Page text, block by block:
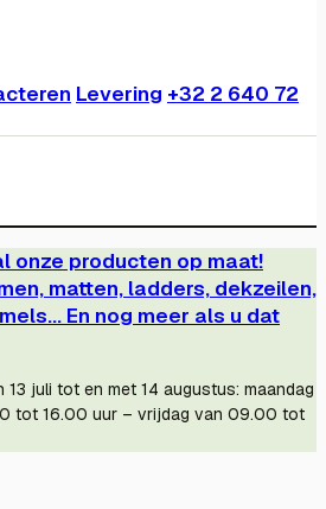
Levering +32 2 640 72
onze producten op maat!
matten, ladders, dekzeilen,
En nog meer als u dat
juli tot en met 14 augustus: maandag
tot 16.00 uur – vrijdag van 09.00 tot